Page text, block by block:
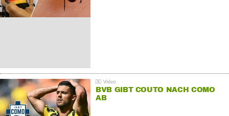
BVB GIBT COUTO NACH COMO
AB